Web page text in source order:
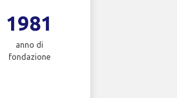
1981
anno di
fondazione